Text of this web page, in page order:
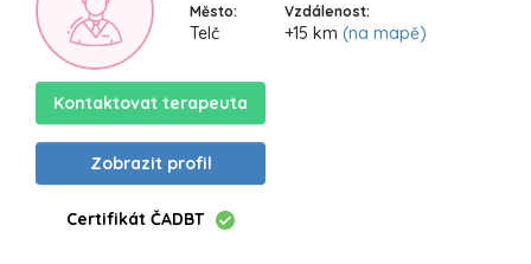
Město:
Telč
Vzdálenost:
+15 km (na mapě)
Kontaktovat terapeuta
Zobrazit profil
Certifikát ČADBT